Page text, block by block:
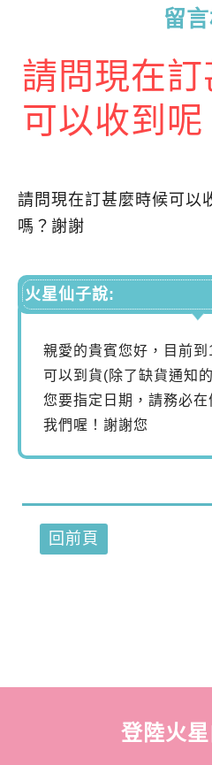
留
請問現在
可以收到呢
請問現在訂甚麼時候可以
嗎？謝謝
火星仙子說:
親愛的貴賓您好，目前
可以到貨(除了缺貨通知
您要指定日期，請務必
我們喔！謝謝您
回前頁
登陸火